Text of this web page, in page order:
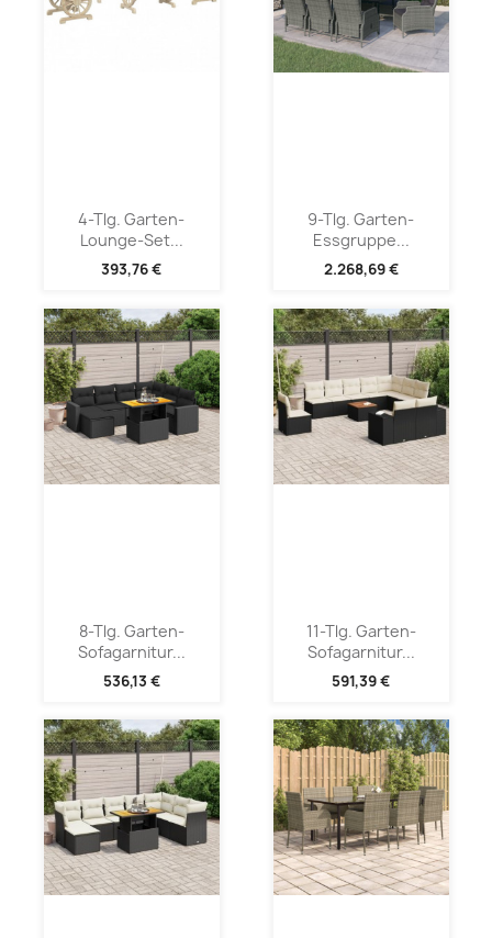
4-Tlg. Garten-
Lounge-Set...
393,76 €
9-Tlg. Garten-
Essgruppe...
2.268,69 €
8-Tlg. Garten-
Sofagarnitur...
536,13 €
11-Tlg. Garten-
Sofagarnitur...
591,39 €